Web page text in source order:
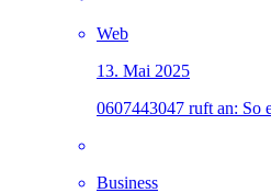
Web
13. Mai 2025
0607443047 ruft an: So
Business